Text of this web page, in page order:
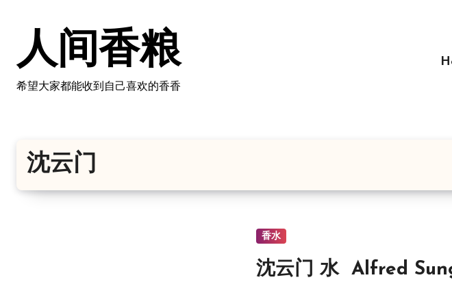
人间香粮
希望大家都能收到自己喜欢的香香
沈云门
香水
沈云门 水 Alfred